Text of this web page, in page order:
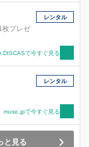
枚プレゼ
レンタル
DISCASで今すぐ見る
レンタル
music.jpで今すぐ見る
と見る